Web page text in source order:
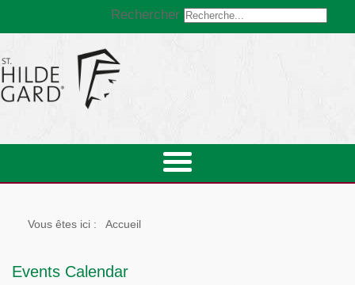
Rechercher
Vous êtes ici : Accueil
Events Calendar